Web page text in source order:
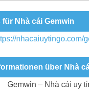
Nhà cái Gemwin
nhacaiuytingo.com/
über Nhà
Gemwin – Nhà cái uy